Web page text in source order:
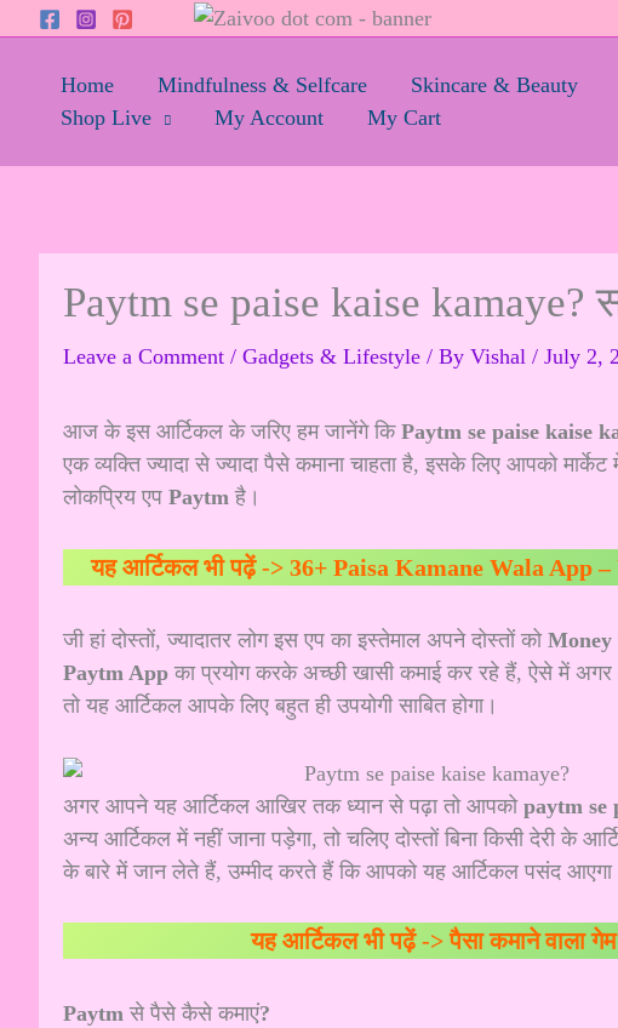
contentHome Mindfulness & Selfcare Skincare & Beauty
Shop Live
My Account My Cart
Paytm se paise kaise
Leave a Comment / Gadgets & Lifestyle / By Vishal / July 2,
आज के इस आर्टिकल के जरिए हम जानेंगे कि Paytm se paise kaise
एक व्यक्ति ज्यादा से ज्यादा पैसे कमाना चाहता है, इसके लिए आपको
लोकप्रिय एप Paytm है।
यह आर्टिकल भी पढ़ें -> 36+ Paisa Kamane Wala App –
जी हां दोस्तों, ज्यादातर लोग इस एप का इस्तेमाल अपने दोस्तों को Money
Paytm App का प्रयोग करके अच्छी खासी कमाई कर रहे हैं, ऐसे में अगर
तो यह आर्टिकल आपके लिए बहुत ही उपयोगी साबित होगा।
अगर आपने यह आर्टिकल आखिर तक ध्यान से पढ़ा तो आपको paytm se
अन्य आर्टिकल में नहीं जाना पड़ेगा, तो चलिए दोस्तों बिना किसी देरी के
के बारे में जान लेते हैं, उम्मीद करते हैं कि आपको यह आर्टिकल पसंद
यह आर्टिकल भी पढ़ें ->पैसा कमाने वाला
Paytmसे पैसे कैसे कमाएं?